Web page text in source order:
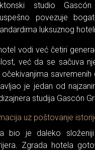
studio
povezuje
luksuznog
vodi već četiri
već da se sačuva
savremenih
je jedan od
studija Gascón
uz poštovanje
bio je daleko
Zgrada hotela